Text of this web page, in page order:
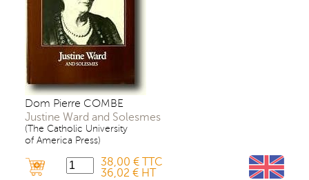
Dom Pierre COMBE
Justine Ward and Solesmes
(The Catholic University
of America Press)
38,00 € TTC
36,02 € HT